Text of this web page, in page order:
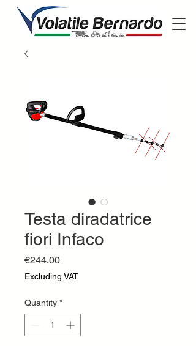
Testa diradatrice
fiori Infaco
€244.00Price
Excluding VAT
Quantity *